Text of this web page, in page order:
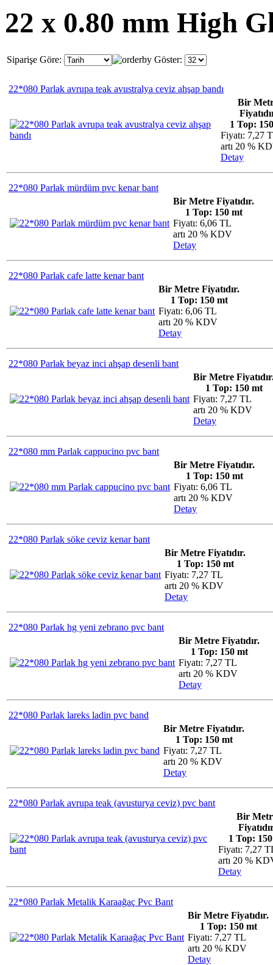
22 x 0.80 mm High
Siparişe Göre: Göster:
22*080 Parlak avrupa teak avustralya ceviz ahşap bandı
Bir
1 Top:
Fiyatı: 7,27
artı 20 %
Detay
22*080 Parlak mürdüm pvc kenar bant
Bir Metre Fiyatıdır.
1 Top: 150 mt
Fiyatı: 6,06 TL
artı 20 % KDV
Detay
22*080 Parlak cafe latte kenar bant
Bir Metre Fiyatıdır.
1 Top: 150 mt
Fiyatı: 6,06 TL
artı 20 % KDV
Detay
22*080 Parlak beyaz inci ahşap desenli bant
Bir Metre
1 Top: 150 mt
Fiyatı: 7,27 TL
artı 20 % KDV
Detay
22*080 mm Parlak cappucino pvc bant
Bir Metre Fiyatıdır.
1 Top: 150 mt
Fiyatı: 6,06 TL
artı 20 % KDV
Detay
22*080 Parlak söke ceviz kenar bant
Bir Metre Fiyatıdır.
1 Top: 150 mt
Fiyatı: 7,27 TL
artı 20 % KDV
Detay
22*080 Parlak hg yeni zebrano pvc bant
Bir Metre Fiyatıdır.
1 Top: 150 mt
Fiyatı: 7,27 TL
artı 20 % KDV
Detay
22*080 Parlak lareks ladin pvc band
Bir Metre Fiyatıdır.
1 Top: 150 mt
Fiyatı: 7,27 TL
artı 20 % KDV
Detay
22*080 Parlak avrupa teak (avusturya ceviz) pvc bant
Bir
1 Top:
Fiyatı: 7,27
artı 20 %
Detay
22*080 Parlak Metalik Karaağaç Pvc Bant
Bir Metre Fiyatıdır.
1 Top: 150 mt
Fiyatı: 7,27 TL
artı 20 % KDV
Detay